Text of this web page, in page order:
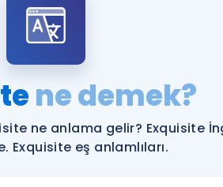
YDS ve YÖKDİL
Rehberlik Aracı
YDS ve YÖKDİL'e
ne demek?
ne anlama gelir? Exquisite
Exquisite eş anlamlıları.